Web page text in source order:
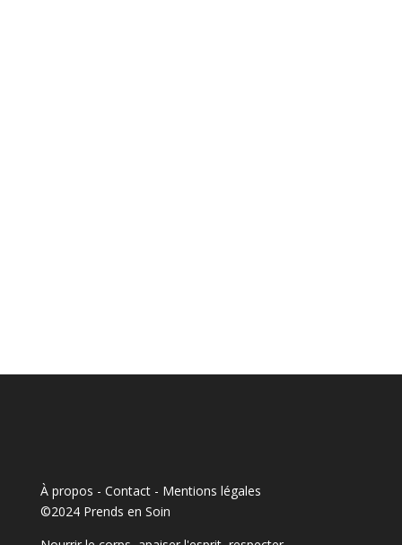
À propos - Contact- Mentions légales
©2024 Prends en Soin